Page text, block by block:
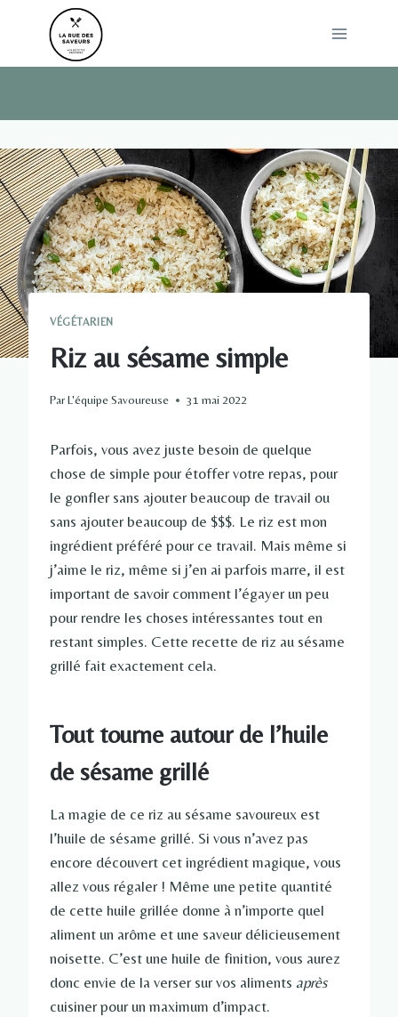
VÉGÉTARIEN
Riz au sésame simple
ParL'équipe Savoureuse 31 mai 2022
Parfois, vous avez juste besoin de quelque
chose de simple pour étoffer votre repas, pour
le gonfler sans ajouter beaucoup de travail ou
sans ajouter beaucoup de $$$. Le riz est mon
ingrédient préféré pour ce travail. Mais même si
j’aime le riz, même si j’en ai parfois marre, il est
important de savoir comment l’égayer un peu
pour rendre les choses intéressantes tout en
restant simples. Cette recette de riz au sésame
grillé fait exactement cela.
Tout tourne autour de l’huile
de sésame grillé
La magie de ce riz au sésame savoureux est
l’huile de sésame grillé. Si vous n’avez pas
encore découvert cet ingrédient magique, vous
allez vous régaler ! Même une petite quantité
de cette huile grillée donne à n’importe quel
aliment un arôme et une saveur délicieusement
noisette. C’est une huile de finition, vous aurez
donc envie de la verser sur vos aliments après
cuisiner pour un maximum d’impact.